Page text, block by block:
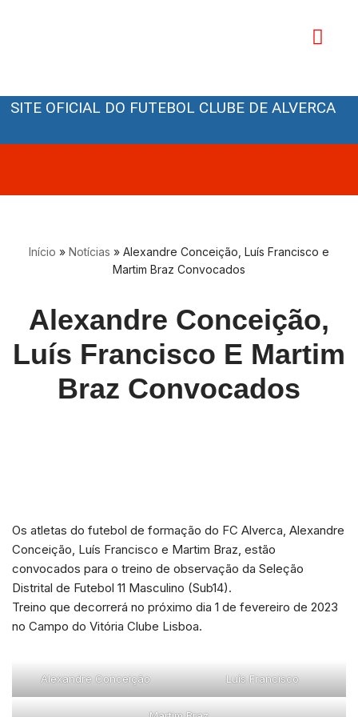
conteúdo
SITE OFICIAL DO FUTEBOL CLUBE DE ALVERCA
Início » Notícias » Alexandre Conceição, Luís Francisco e
Martim Braz Convocados
Alexandre Conceição,
Luís Francisco E Martim
Braz Convocados
Os atletas do futebol de formação do FC Alverca, Alexandre
Conceição, Luís Francisco e Martim Braz, estão
convocados para o treino de observação da Seleção
Distrital de Futebol 11 Masculino (Sub14).
Treino que decorrerá no próximo dia 1 de fevereiro de 2023
no Campo do Vitória Clube Lisboa.
Alexandre Conceição Luís Francisco